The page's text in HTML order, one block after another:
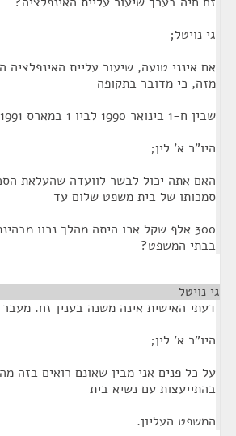
גי נויטל;
אם אינני טועה, שיעור עליית האינפלציה
מזה, כי מדובר בתקופה
שבין ח-1 בינואר 1990 לביו 1 במארס 1991.
היו"ר א' לין;
האם אתה יכול לבשר לוועדה שהעלאת
סמכותו של בית משפט שלום עד
300 אלף שקל אכו היתה מהלך נכוו
בבתי המשפט?
גי נויטל
דעתי האישית אינה משנה בענין זח. מעבר
היו"ר א' לין;
על כל פנים אני מבין שאונם רואים בזה
בהתייעצות עם נשיא בית
המשפט העליון.